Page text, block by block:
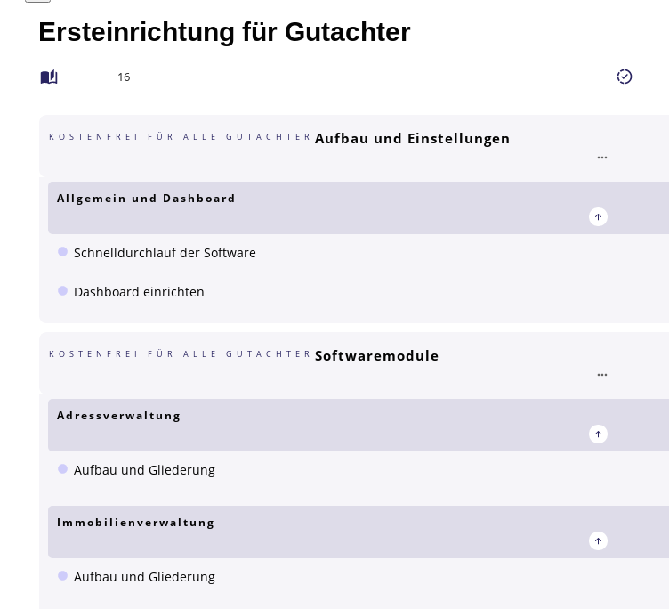
Ersteinrichtung für Gutachter
16
KOSTENFREI FÜR ALLE GUTACHTER Aufbau und Einstellungen
Allgemein und Dashboard
Schnelldurchlauf der Software
Dashboard einrichten
KOSTENFREI FÜR ALLE GUTACHTER Softwaremodule
Adressverwaltung
Aufbau und Gliederung
Immobilienverwaltung
Aufbau und Gliederung